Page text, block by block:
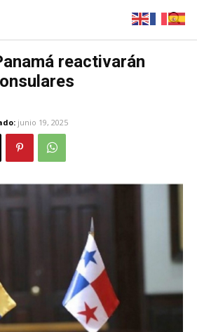
reactivarán
junio 19, 2025